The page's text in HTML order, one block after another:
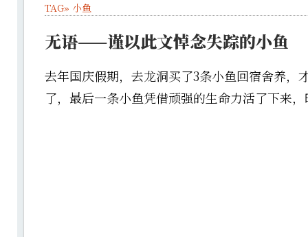
TAG» 小鱼
无语——谨以此文悼念失踪的小鱼
去年国庆假期，去龙洞买了3条小鱼回宿舍养，
了，最后一条小鱼凭借顽强的生命力活了下来